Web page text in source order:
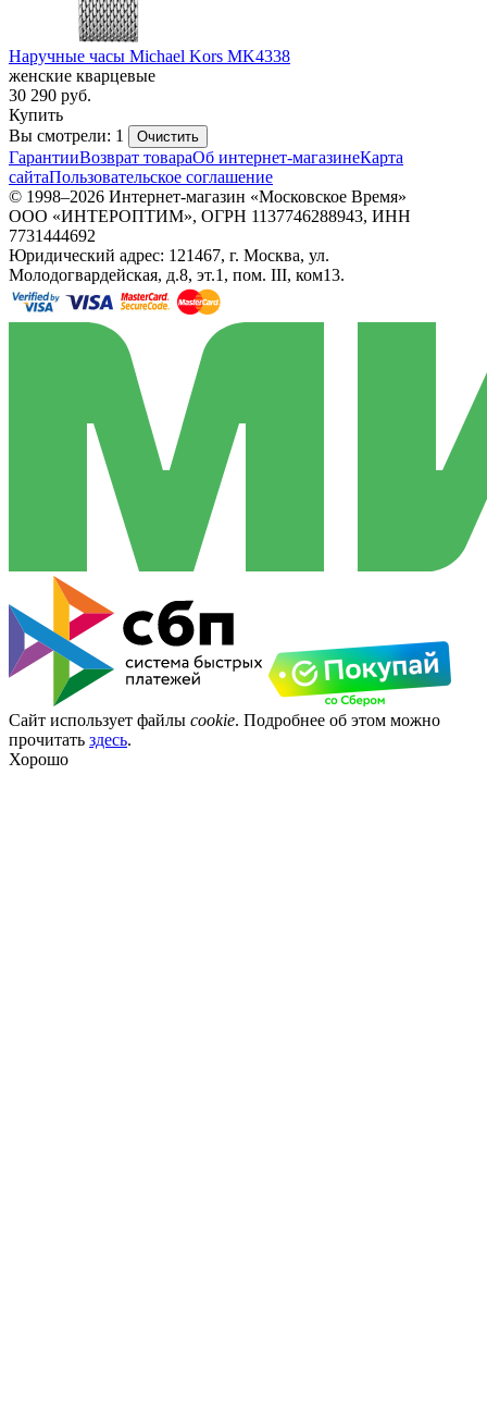
Наручные часы Michael Kors MK4338
женские кварцевые
30 290 руб.
Купить
Вы смотрели: 1
Очистить
ГарантииВозврат товараОб интернет-магазинеКарта
сайтаПользовательское соглашение
© 1998–2026 Интернет-магазин «Московское Время»
ООО «ИНТЕРОПТИМ», ОГРН 1137746288943, ИНН
7731444692
Юридический адрес: 121467, г. Москва, ул.
Молодогвардейская, д.8, эт.1, пом. III, ком13.
Сайт использует файлы cookie. Подробнее об этом можно
прочитать здесь.
Хорошо